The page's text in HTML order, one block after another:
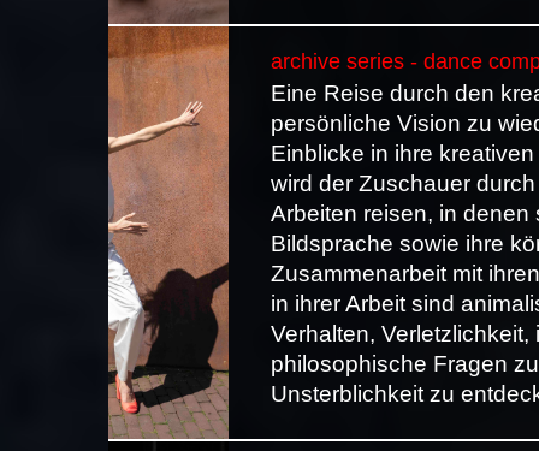
archive series - dance
Eine Reise durch den
persönliche Vision zu
Einblicke in ihre
wird der Zuschauer
Arbeiten reisen, in
Bildsprache sowie ihre
Zusammenarbeit mit
in ihrer Arbeit sind
Verhalten,
philosophische Fragen
Unsterblichkeit zu